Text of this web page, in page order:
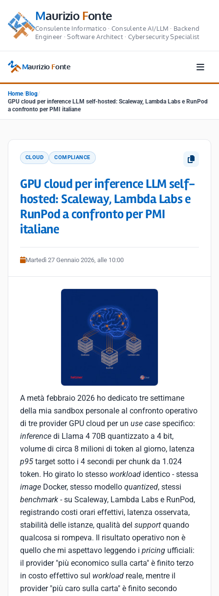
MaurizioFonte
Consulente Informatico · Consulente AI/LLM · Backend
Engineer · Software Architect · Cybersecurity Specialist
Maurizio Fonte
Home/ Blog/
GPU cloud per inference LLM self-hosted: Scaleway, Lambda Labs e RunPod
a confronto per PMI italiane
CLOUD COMPLIANCE
GPU cloud per inference LLM self-
hosted: Scaleway, Lambda Labs e
RunPod a confronto per PMI
italiane
Martedì 27 Gennaio 2026, alle 10:00
A metà febbraio 2026 ho dedicato tre settimane
della mia sandbox personale al confronto operativo
di tre provider GPU cloud per un use case specifico:
inference di Llama 4 70B quantizzato a 4 bit,
volume di circa 8 milioni di token al giorno, latenza
p95 target sotto i 4 secondi per chunk da 1.024
token. Ho girato lo stesso workload identico - stessa
image Docker, stesso modello quantized, stessi
benchmark - su Scaleway, Lambda Labs e RunPod,
registrando costi orari effettivi, latenza osservata,
stabilità delle istanze, qualità del support quando
qualcosa si rompeva. Il risultato operativo non è
quello che mi aspettavo leggendo i pricing ufficiali:
il provider "più economico sulla carta" è finito terzo
in costo effettivo sul workload reale, mentre il
provider "più caro sulla carta" è finito secondo